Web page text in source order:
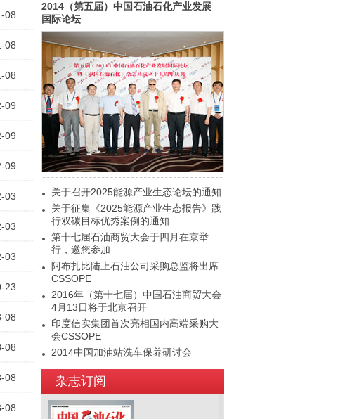
08
08
08
09
09
09
03
03
03
23
08
08
08
08
2014（第五届）中国石油石化产业发展
国际论坛
关于召开2025能源产业生态论坛的通知
关于征集《2025能源产业生态报告》践
行双碳目标优秀案例的通知
第十七届石油商贸大会于四月在京举
行，邀您参加
阿布扎比陆上石油公司采购总监将出席
CSSOPE
2016年（第十七届）中国石油商贸大会
4月13日将于北京召开
印度信实集团首次亮相国内高端采购大
会CSSOPE
2014中国加油站洗车保养研讨会
2015年（第十二届）中国国际油品行业
年终大会即将召开
杂志订阅